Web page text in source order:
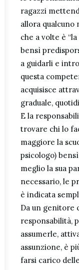
ragazzi
allora qualcuno
che a volte è
bensì
a guidarli e
questa
acquisisce
graduale,
E la
trovare chi lo
maggiore la
psicologo)
meglio la sua
necessario, le
è indicata
Da un genitore
responsabilità,
assumerle,
assunzione, è
farsi carico